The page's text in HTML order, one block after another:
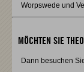
Worpswede und
MÖCHTEN SIE
Dann besuchen